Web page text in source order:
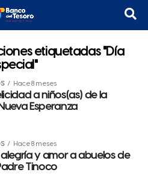
etiquetadas "Día
Hace 8 meses
a niños(as) de la
Esperanza
Hace 8 meses
alegría y amor a abuelos de
Tinoco